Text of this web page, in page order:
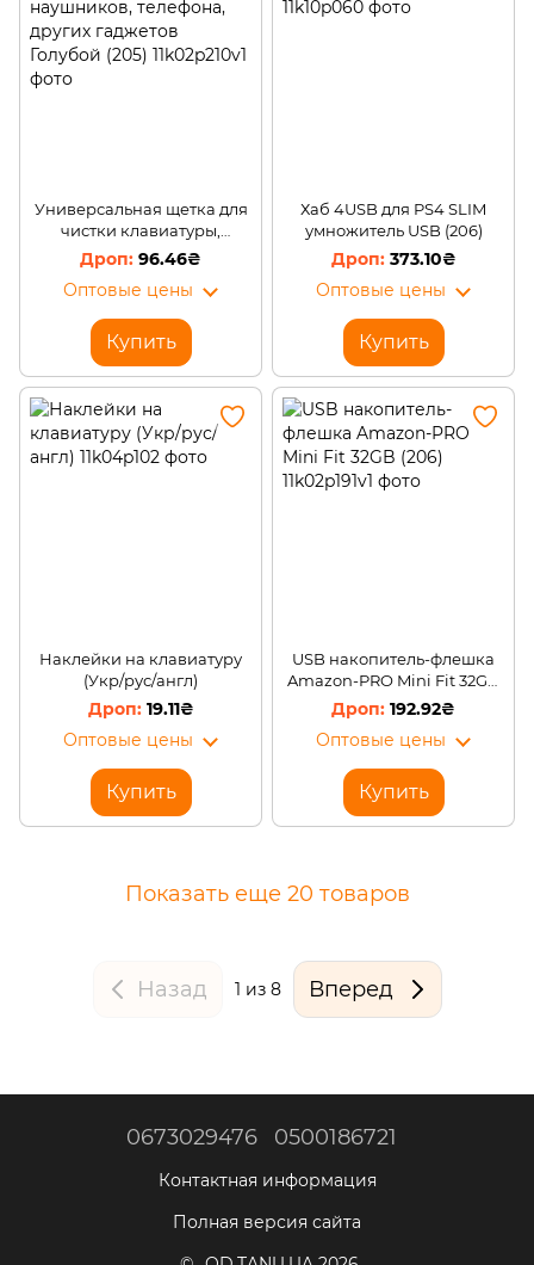
Универсальная щетка для
чистки клавиатуры,
наушников, телефона,
других гаджетов Голубой
(205)
96.46₴
Оптовые цены
Купить
Хаб 4USB для PS4 SLIM
умножитель USB (206)
373.10₴
Оптовые цены
Купить
Наклейки на клавиатуру
(Укр/рус/англ)
19.11₴
Оптовые цены
Купить
USB накопитель-флешка
Amazon-PRO Mini Fit 32GB
(206)
192.92₴
Оптовые цены
Купить
Показать еще 20 товаров
Назад 1 из 8 Вперед
0673029476 0500186721
Контактная информация
Полная версия сайта